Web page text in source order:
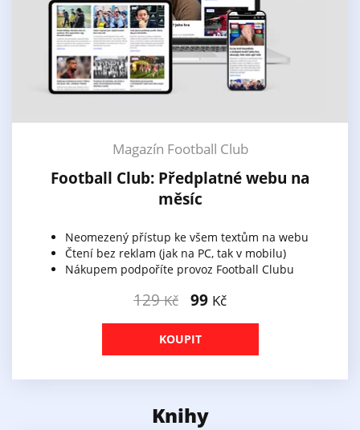
Magazín Football Club
Football Club: Předplatné webu na
měsíc
Neomezený přístup ke všem textům na webu
Čtení bez reklam (jak na PC, tak v mobilu)
Nákupem podpoříte provoz Football Clubu
129Kč 99 Kč
KOUPIT
Knihy